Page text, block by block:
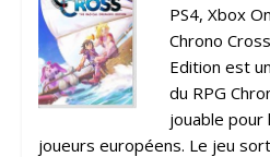
PS4, Xbox
Chrono
Edition est
du RPG
jouable pour
joueurs européens. Le jeu